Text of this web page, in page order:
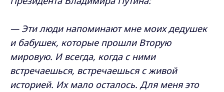
— Эти люди напоминают мне моих дедушек
и бабушек, которые прошли Вторую
мировую. И всегда, когда с ними
встречаешься, встречаешься с живой
историей. Их мало осталось. Для меня это